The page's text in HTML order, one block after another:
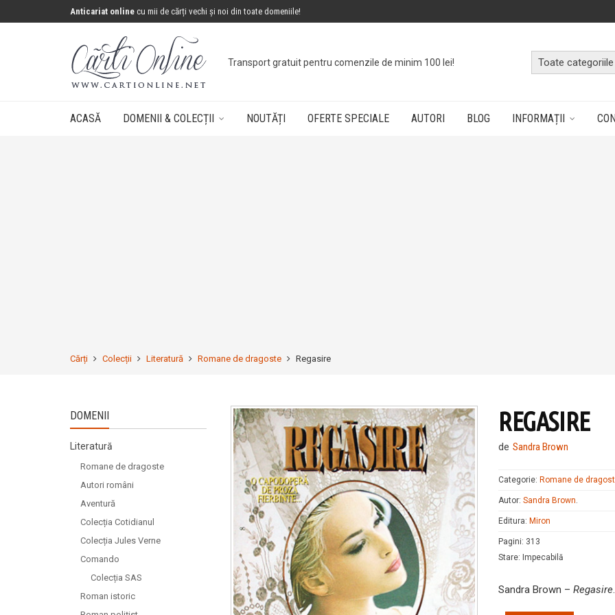
Anticariat online cu mii de cărți vechi și noi din toate domeniile!
ACASĂ DOMENII & COLECȚII NOUTĂȚI OFERTE SPECIALE AUTORI BLOG INFORMAȚII
Cărți Colecții Literatură Romane de dragoste Regasire
REGASIRE
de Sandra Brown
Categorie: Romane de
Autor: Sandra Brown.
Editura: Miron
Pagini: 313
Stare: Impecabilă
Sandra Brown – Regasire.
DOMENII
Literatură
Romane de dragoste
Autori români
Aventură
Colecția Cotidianul
Colecția Jules Verne
Comando
Colecția SAS
Roman istoric